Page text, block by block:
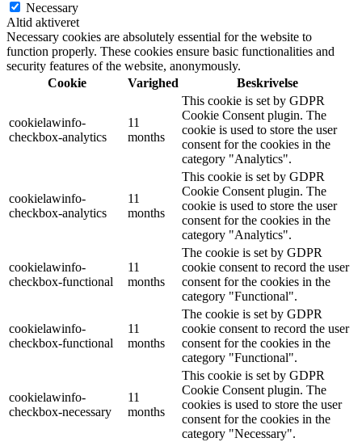
Necessary
Altid aktiveret
Necessary cookies are absolutely essential for the website to
function properly. These cookies ensure basic functionalities and
security features of the website, anonymously.
Cookie
Varighed Beskrivelse
cookielawinfo-
checkbox-analytics
11
months
This cookie is set by GDPR
Cookie Consent plugin. The
cookie is used to store the user
consent for the cookies in the
category "Analytics".
cookielawinfo-
checkbox-analytics
11
months
This cookie is set by GDPR
Cookie Consent plugin. The
cookie is used to store the user
consent for the cookies in the
category "Analytics".
cookielawinfo-
checkbox-functional
11
months
The cookie is set by GDPR
cookie consent to record the user
consent for the cookies in the
category "Functional".
cookielawinfo-
checkbox-functional
11
months
The cookie is set by GDPR
cookie consent to record the user
consent for the cookies in the
category "Functional".
cookielawinfo-
checkbox-necessary
11
months
This cookie is set by GDPR
Cookie Consent plugin. The
cookies is used to store the user
consent for the cookies in the
category "Necessary".